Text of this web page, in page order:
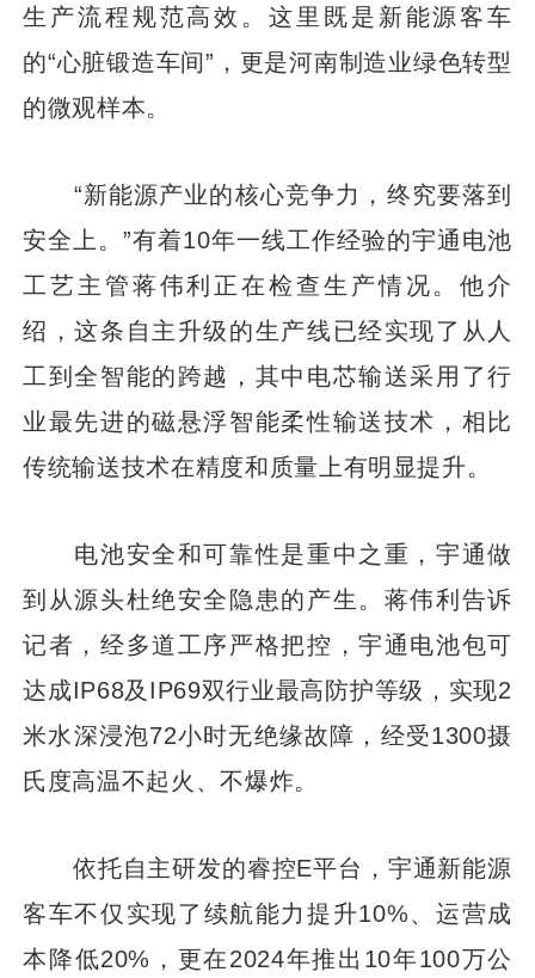
生产流程规范高效。这里既是新能源客车
的“心脏锻造车间”，更是河南制造业绿色转型
的微观样本。
“新能源产业的核心竞争力，终究要落到
安全上。”有着10年一线工作经验的宇通电池
工艺主管蒋伟利正在检查生产情况。他介
绍，这条自主升级的生产线已经实现了从人
工到全智能的跨越，其中电芯输送采用了行
业最先进的磁悬浮智能柔性输送技术，相比
传统输送技术在精度和质量上有明显提升。
电池安全和可靠性是重中之重，宇通做
到从源头杜绝安全隐患的产生。蒋伟利告诉
记者，经多道工序严格把控，宇通电池包可
达成IP68及IP69双行业最高防护等级，实现2
米水深浸泡72小时无绝缘故障，经受1300摄
氏度高温不起火、不爆炸。
依托自主研发的睿控E平台，宇通新能源
客车不仅实现了续航能力提升10%、运营成
本降低20%，更在2024年推出10年100万公